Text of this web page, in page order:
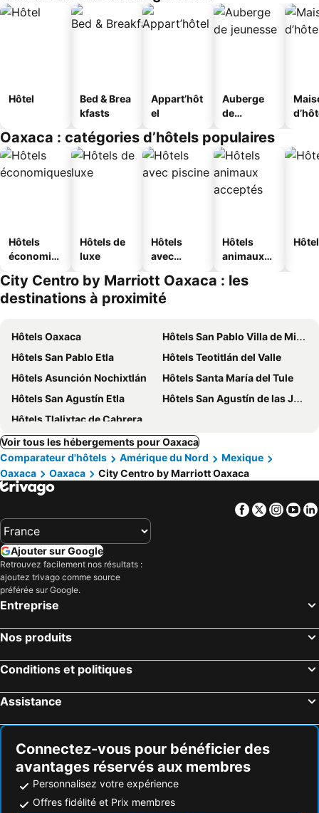
Hôtel
Bed & Brea
kfasts
Appart’hôt
el
Auberge
de
Oaxaca : catégories d’hôtels populaires
Hôtels
économiq
Hôtels de
luxe
Hôtels
avec
Hôtels
animaux
City Centro by Marriott Oaxaca : les
destinations à proximité
Hôtels Oaxaca
Hôtels San Pablo Villa de Mitla
Hôtels San Pablo Etla
Hôtels Teotitlán del Valle
Hôtels Asunción Nochixtlán
Hôtels Santa María del Tule
Hôtels San Agustín Etla
Hôtels San Agustín de las Juntas
Hôtels Tlalixtac de Cabrera
Voir tous les hébergements pour Oaxaca
Comparateur d'hôtels
Amérique du Nord
Mexique
Oaxaca
Oaxaca City Centro by Marriott Oaxaca
Facebook
Twitter
Ajouter sur Google
Retrouvez facilement nos résultats :
ajoutez trivago comme source
préférée sur Google.
Entreprise
Nos produits
Conditions et politiques
Assistance
Connectez-vous pour bénéficier des
avantages réservés aux membres
Personnalisez votre expérience
Offres fidélité et Prix membres